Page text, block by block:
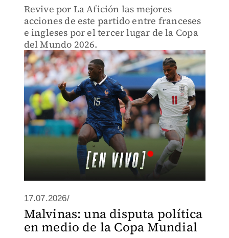
Revive por La Afición las mejores
acciones de este partido entre franceses
e ingleses por el tercer lugar de la Copa
del Mundo 2026.
17.07.2026/
Malvinas: una disputa política
en medio de la Copa Mundial